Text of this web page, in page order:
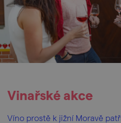
Vinařské akce
Víno prostě k jižní Moravě